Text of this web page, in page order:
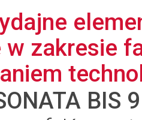
w zakresie
BIS 9